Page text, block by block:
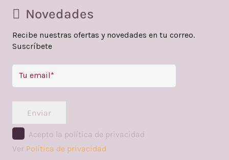
Novedades
Recibe nuestras ofertas y novedades en tu correo.
Suscríbete
Enviar
Acepto la política de privacidad
Ver Política de privacidad